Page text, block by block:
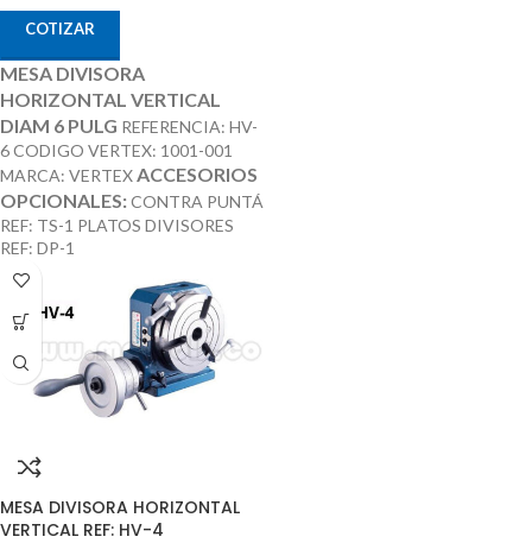
COTIZAR
MESA DIVISORA
HORIZONTAL VERTICAL
DIAM 6 PULG REFERENCIA: HV-
6 CODIGO VERTEX: 1001-001
MARCA: VERTEXACCESORIOS
OPCIONALES:CONTRA PUNTÁ
REF: TS-1 PLATOS DIVISORES
REF: DP-1
MESA DIVISORA HORIZONTAL
VERTICAL REF: HV-4